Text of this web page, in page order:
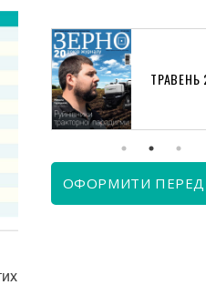
ТРАВЕНЬ
ОФОРМИТИ